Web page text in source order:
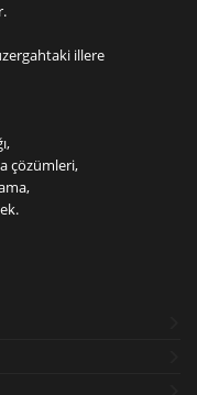
illere
çözümleri,